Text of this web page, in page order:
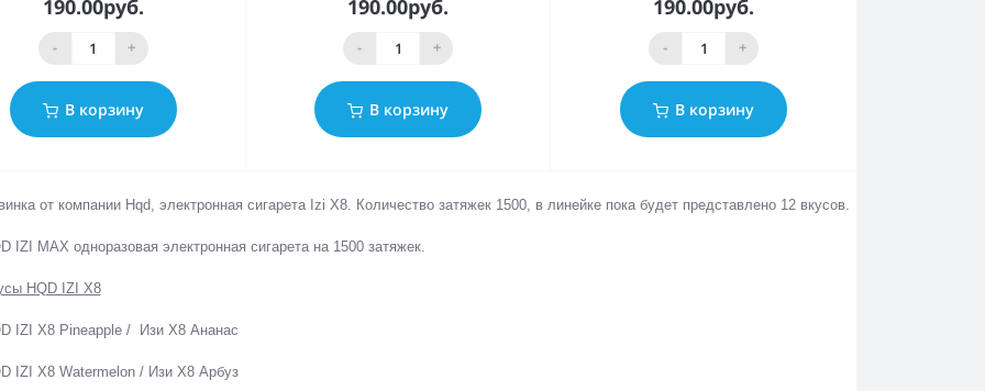
190.00руб.
- +
В корзину
190.00руб.
- +
В корзину
190.00руб.
- +
В корзину
от компании Hqd, электронная сигарета Izi X8. Количество затяжек 1500, в линейке пока будет представлено 12 вкусов.
IZI MAX одноразовая электронная сигарета на 1500 затяжек.
HQD IZI X8
IZI X8 Pineapple / Изи Х8 Ананас
IZI X8 Watermelon / Изи Х8 Арбуз